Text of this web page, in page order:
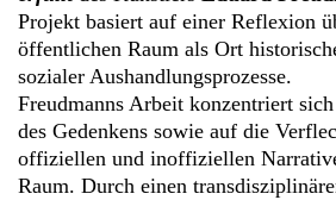
Projekt basiert auf einer Reflexion
öffentlichen Raum als Ort
sozialer Aushandlungsprozesse.
Freudmanns Arbeit konzentriert
des Gedenkens sowie auf die
offiziellen und inoffiziellen
Raum. Durch einen